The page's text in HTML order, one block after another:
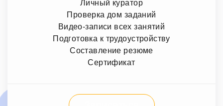
Личный куратор
Проверка дом заданий
Видео-записи всех занятий
Подготовка к трудоустройству
Составление резюме
Сертификат